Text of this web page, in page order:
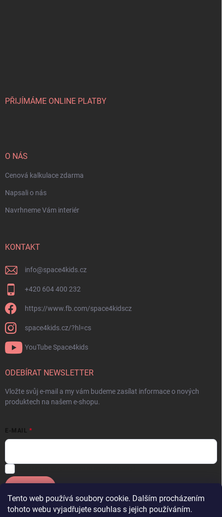
Tento web používá soubory cookie. Dalším procházením
tohoto webu vyjadřujete souhlas s jejich používáním.
PŘIJÍMÁME ONLINE PLATBY
O NÁS
Cenová kalkulace zdarma
Napsali o nás
Navrhneme Vám interiér
KONTAKT
info@space4kids.cz
+420 604 400 232
https://www.fb.com/space4kidscz
space4kids.cz/?hl=cs
YouTube Space4kids
ODEBÍRAT NEWSLETTER
Vložte svůj e-mail a my vám budeme zasílat informace o nových
produktech na našem e-shopu.
E-MAIL